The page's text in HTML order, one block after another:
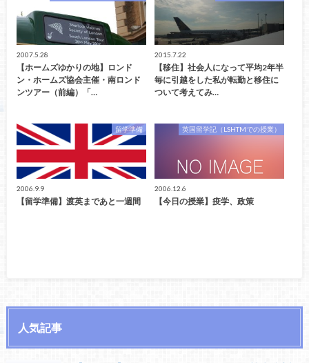
2007.5.28
【ホームズゆかりの地】ロンド
ン・ホームズ協会主催・南ロンド
ンツアー（前編）「…
2015.7.22
【移住】社会人になって平均2年半
毎に引越をした私が転勤と移住に
ついて考えてみ…
留学準備
2006.9.9
【留学準備】渡英まであと一週間
英国留学記（LSHTMでの授業）
2006.12.6
【今日の授業】疫学、政策
人気記事